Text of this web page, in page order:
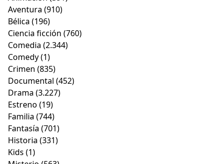
Aventura (910)
Bélica (196)
Ciencia ficción (760)
Comedia (2.344)
Comedy(1)
Crimen (835)
Documental (452)
Drama (3.227)
Estreno (19)
Familia (744)
Fantasía (701)
Historia (331)
Kids (1)